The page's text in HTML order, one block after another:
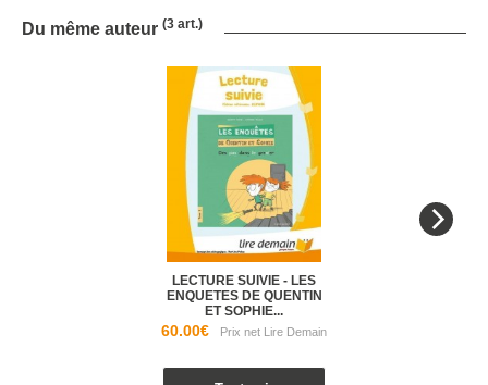
Du même auteur (3 art.)
LECTURE SUIVIE - LES
ENQUETES DE QUENTIN
ET SOPHIE...
60.00€